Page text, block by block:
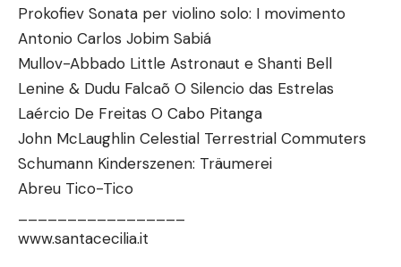
Prokofiev Sonata per violino solo: I movimento
Antonio Carlos Jobim Sabiá
Mullov-Abbado Little Astronaut e Shanti Bell
Lenine & Dudu Falcaõ O Silencio das Estrelas
Laércio De Freitas O Cabo Pitanga
John McLaughlin Celestial Terrestrial Commuters
Schumann Kinderszenen: Träumerei
Abreu Tico-Tico
www.santacecilia.it